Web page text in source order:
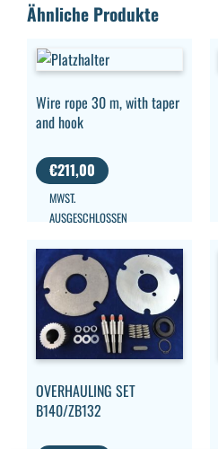
Ähnliche Produkte
Wire rope 30 m, with taper
and hook
€211,00
MWST.
AUSGESCHLOSSEN
OVERHAULING SET
B140/ZB132